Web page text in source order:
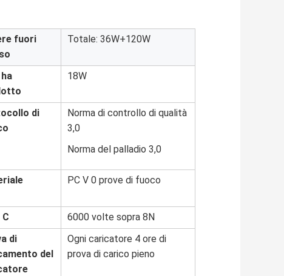
fuori
Totale: 36W+120W
18W
di
Norma di controllo di qualità
3,0
Norma del palladio 3,0
PC V 0 prove di fuoco
6000 volte sopra 8N
di
del
Ogni caricatore 4 ore di
prova di carico pieno